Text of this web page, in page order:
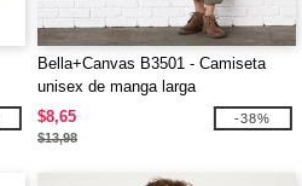
Bella+Canvas B3501 - Camiseta
unisex de manga larga
$8,65
$13,98
-38%